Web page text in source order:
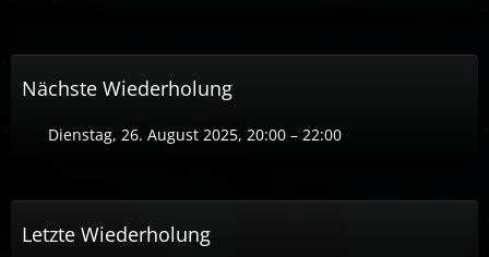
Nächste Wiederholung
Dienstag, 26. August 2025, 20:00 – 22:00
Letzte Wiederholung